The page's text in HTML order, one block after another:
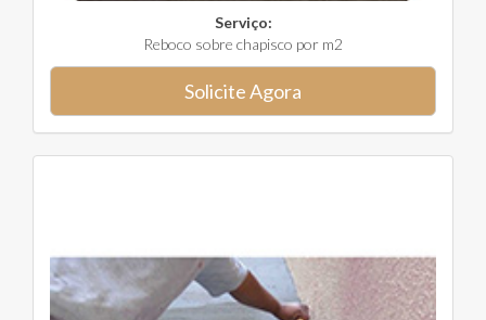
Serviço:
Reboco sobre chapisco por m2
Solicite Agora